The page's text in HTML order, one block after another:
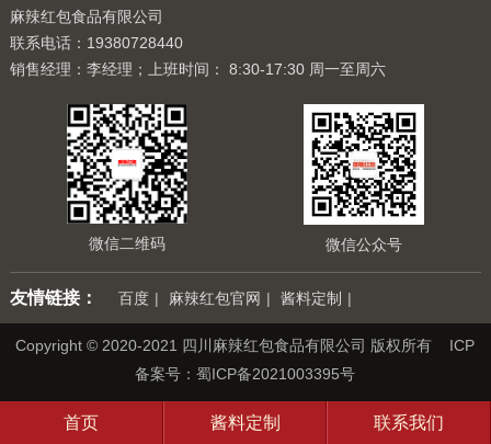
麻辣红包食品有限公司
联系电话：19380728440
销售经理：李经理；上班时间： 8:30-17:30 周一至周六
微信公众号
微信二维码
友情链接： 百度 | 麻辣红包官网 | 酱料定制 |
Copyright © 2020-2021 四川麻辣红包食品有限公司 版权所有 ICP
备案号：蜀ICP备2021003395号
首页 酱料定制 联系我们